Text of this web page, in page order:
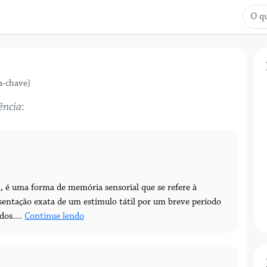
chave}
:
uma forma de memória sensorial que se refere à
exata de um estímulo tátil por um breve período
Continue lendo